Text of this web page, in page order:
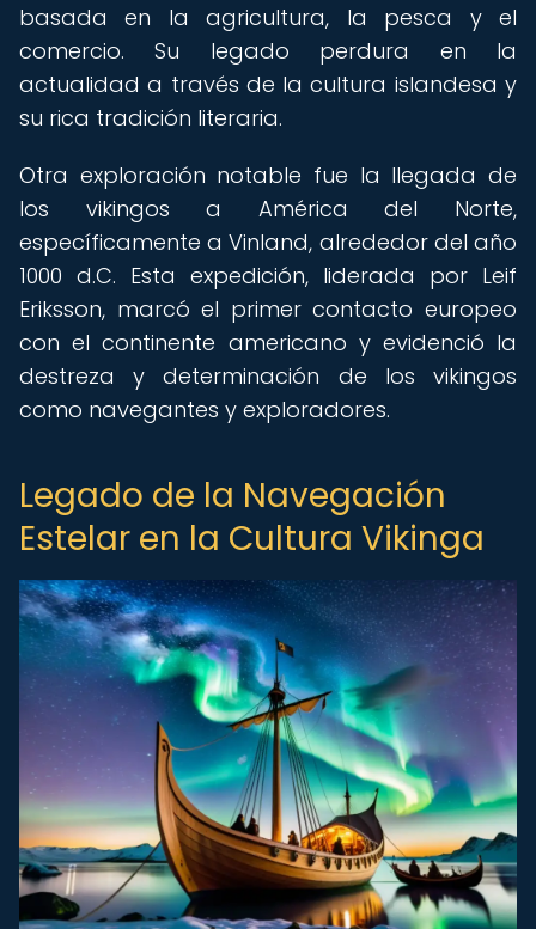
basada en la agricultura, la pesca y el
comercio. Su legado perdura en la
actualidad a través de la cultura islandesa y
su rica tradición literaria.
Otra exploración notable fue la llegada de
los vikingos a América del Norte,
específicamente a Vinland, alrededor del año
1000 d.C. Esta expedición, liderada por Leif
Eriksson, marcó el primer contacto europeo
con el continente americano y evidenció la
destreza y determinación de los vikingos
como navegantes y exploradores.
Legado de la Navegación
Estelar en la Cultura Vikinga